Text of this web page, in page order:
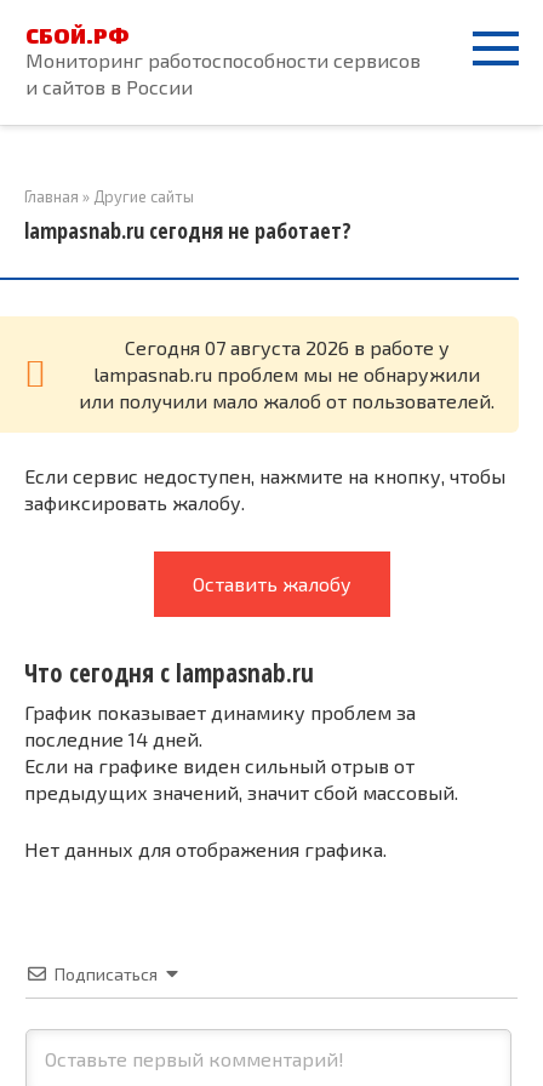
контенту
СБОЙ.РФ
Мониторинг работоспособности сервисов
и сайтов в России
Главная » Другие сайты
lampasnab.ru сегодня не работает?
Cегодня 07 августа 2026 в работе у
lampasnab.ru проблем мы не обнаружили
или получили мало жалоб от пользователей.
Если сервис недоступен, нажмите на кнопку, чтобы
зафиксировать жалобу.
Оставить жалобу
Что сегодня с lampasnab.ru
График показывает динамику проблем за
последние 14 дней.
Если на графике виден сильный отрыв от
предыдущих значений, значит сбой массовый.
Нет данных для отображения графика.
Подписаться